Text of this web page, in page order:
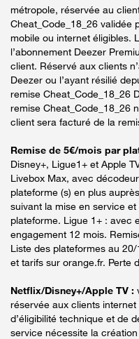
métropole, réservée au
Cheat_Code_18_26 validée
mobile ou internet éligibles.
l’abonnement Deezer
client. Réservé aux clients
Deezer ou l’ayant résilié
remise Cheat_Code_18_26
remise Cheat_Code_18_26
client sera facturé de la
Remise de 5€/mois par
Disney+, Ligue1+ et Apple
Livebox Max, avec
plateforme (s) en plus
suivant la mise en service
plateforme. Ligue 1+ : avec
engagement 12 mois.
Liste des plateformes au
et tarifs sur orange.fr. Perte
Netflix/Disney+/Apple TV :
réservée aux clients
d’éligibilité technique et de
service nécessite la